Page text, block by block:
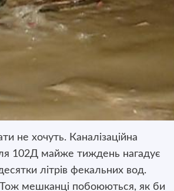
не хочуть. Каналізаційна
102Д майже тиждень нагадує
літрів фекальних вод.
мешканці побоюються, як би